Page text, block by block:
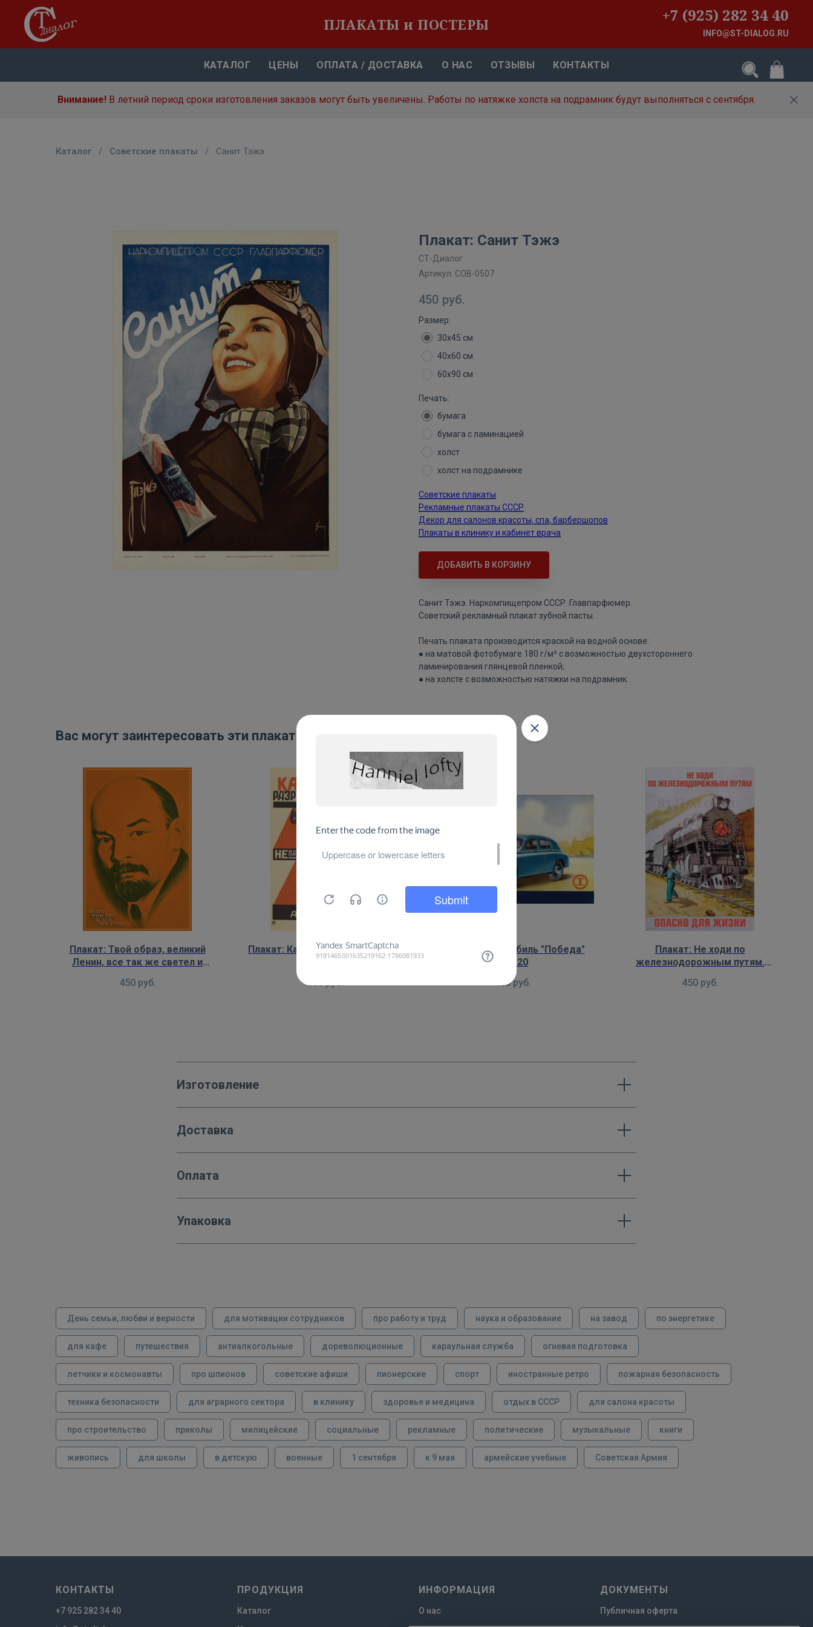
ПЛАКАТЫ и ПОСТЕРЫ +7 (925) 282 34 40
INFO@ST-DIALOG.RU
КАТАЛОГ ЦЕНЫ ОПЛАТА / ДОСТАВКА О НАС ОТЗЫВЫ КОНТАКТЫ
Внимание! В летний период сроки изготовления заказов могут быть увеличены. Работы по натяжке холста на подрамник будут выполняться с сентября.
Каталог / Советские плакаты / Санит Тэжэ
Плакат: Санит Тэжэ
СТ-Диалог
Артикул: СОВ-0507
450 руб.
Размер:
30х45 см
40х60 см
60х90 см
Печать:
бумага
бумага с ламинацией
холст
холст на подрамнике
Советские плакаты
Рекламные плакаты СССР
Декор для салонов красоты, спа, барбершопов
Плакаты в клинику и кабинет врача
ДОБАВИТЬ В КОРЗИНУ
Санит Тэжэ. Наркомпищепром СССР. Главпарфюмер.
Советский рекламный плакат зубной пасты.
Печать плаката производится краской на водной основе:
● на матовой фотобумаге 180 г/м² с возможностью двухстороннего
ламинирования глянцевой пленкой;
● на холсте с возможностью натяжки на подрамник.
Вас могут заинтересовать эти плакаты:
Плакат: Твой образ, великий
Ленин, все так же светел и
450 руб.
Плакат: Как нужно разрезывать
книгу
450 руб.
Плакат: Автомобиль "Победа"
ГАЗ-20
450 руб.
Плакат: Не ходи по
железнодорожным путям.
450 руб.
Изготовление
Доставка
Оплата
Упаковка
День семьи, любви и верности для мотивации сотрудников про работу и труд наука и образование на завод по энергетике
для кафе путешествия антиалкогольные дореволюционные караульная служба огневая подготовка
летчики и космонавты про шпионов советские афиши пионерские спорт иностранные ретро пожарная безопасность
техника безопасности для аграрного сектора в клинику здоровье и медицина отдых в СССР для салона красоты
про строительство приколы милицейские социальные рекламные политические музыкальные книги
живопись для школы в детскую военные 1 сентября к 9 мая армейские учебные Советская Армия
КОНТАКТЫ
+7 925 282 34 40
ПРОДУКЦИЯ
Каталог
ИНФОРМАЦИЯ
О нас
ДОКУМЕНТЫ
Публичная оферта